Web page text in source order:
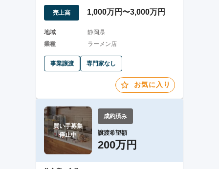
号など全て引継ぎ
売上高 1,000万円〜3,000万円
地域
静岡県
業種
ラーメン店
事業譲渡 専門家なし
お気に入り
買い手募集
停止中
成約済み
譲渡希望額
200万円